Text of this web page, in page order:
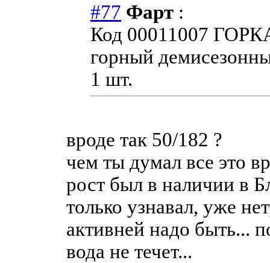
#77 Фарт :
Код 00011007
горный
1 шт.
вроде так 50/182 ?
чем ты думал все это
рост был в наличии в
только узнавал, уже
активней надо быть...
вода не течет...